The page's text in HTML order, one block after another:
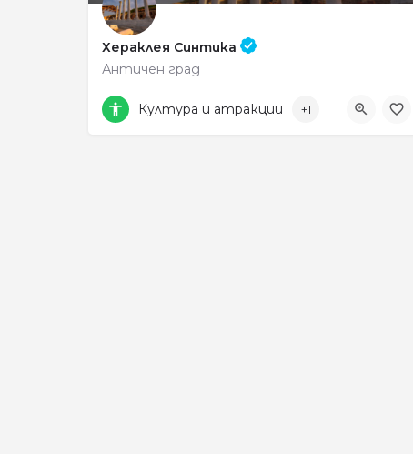
Хераклея Синтика
Античен град
0877 005 155
Култура и атракции +1